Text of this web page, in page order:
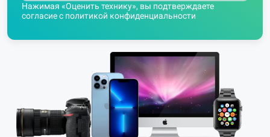
Нажимая «Оценить технику», вы подтверждаете
согласие с политикой конфиденциальности